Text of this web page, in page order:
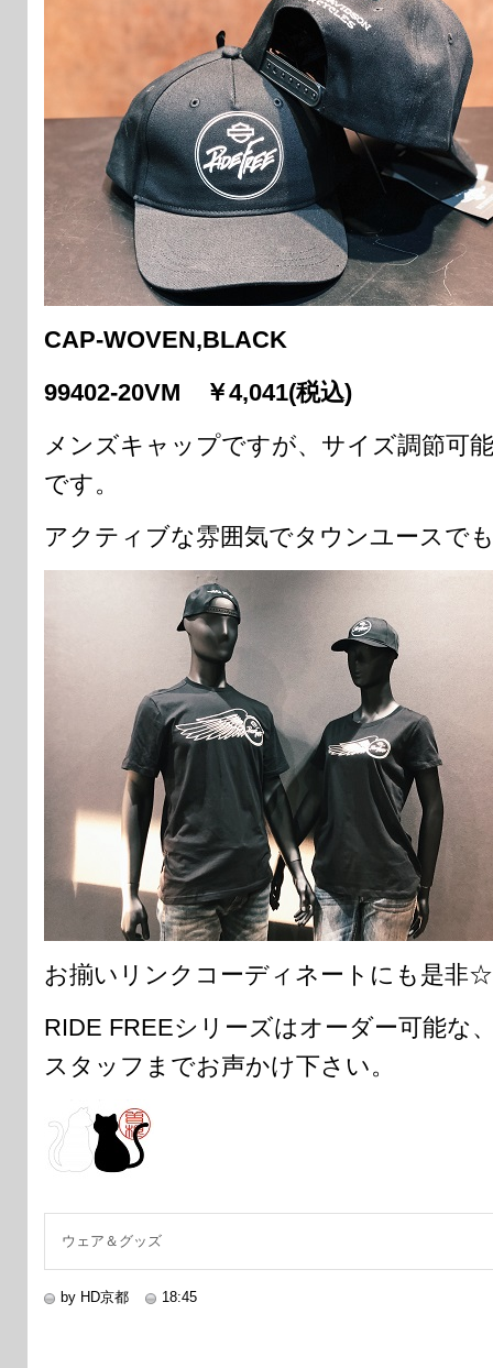
CAP-WOVEN,BLACK
99402-20VM ￥4,041(税込)
メンズキャップですが、サイズ調節可
です。
アクティブな雰囲気でタウンユースで
お揃いリンクコーディネートにも是非☆
RIDE FREEシリーズはオーダー可能な
スタッフまでお声かけ下さい。
ウェア＆グッズ
by HD京都 18:45